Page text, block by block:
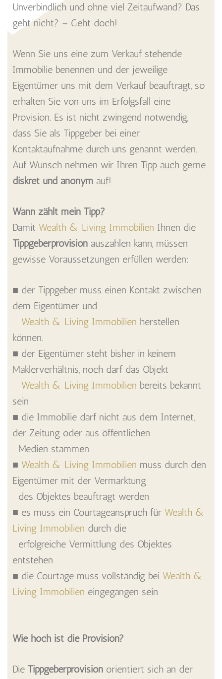
Unverbindlich und ohne viel Zeitaufwand? Das
geht nicht? – Geht doch!
Wenn Sie uns eine zum Verkauf stehende
Immobilie benennen und der jeweilige
Eigentümer uns mit dem Verkauf beauftragt, so
erhalten Sie von uns im Erfolgsfall eine
Provision. Es ist nicht zwingend notwendig,
dass Sie als Tippgeber bei einer
Kontaktaufnahme durch uns genannt werden.
Auf Wunsch nehmen wir Ihren Tipp auch gerne
diskret und anonym auf!
Wann zählt mein Tipp?
Damit Wealth & Living Immobilien Ihnen die
Tippgeberprovision auszahlen kann, müssen
gewisse Voraussetzungen erfüllen werden:
■ der Tippgeber muss einen Kontakt zwischen
dem Eigentümer und
Wealth & Living Immobilien herstellen
können.
■ der Eigentümer steht bisher in keinem
Maklerverhältnis, noch darf das Objekt
Wealth & Living Immobilien bereits bekannt
sein
■ die Immobilie darf nicht aus dem Internet,
der Zeitung oder aus öffentlichen
Medien stammen
■ Wealth & Living Immobilien muss durch den
Eigentümer mit der Vermarktung
des Objektes beauftragt werden
■ es muss ein Courtageanspruch für Wealth &
Living Immobilien durch die
erfolgreiche Vermittlung des Objektes
entstehen
■ die Courtage muss vollständig bei Wealth &
Living Immobilien eingegangen sein
Wie hoch ist die Provision?
Die Tippgeberprovision orientiert sich an der